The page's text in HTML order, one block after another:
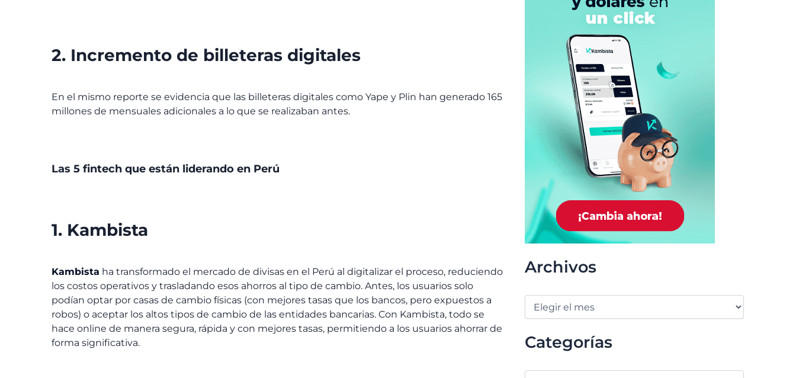
2. Incremento de billeteras digitales
En el mismo reporte se evidencia que las billeteras digitales como Yape y Plin han generado 165
millones de mensuales adicionales a lo que se realizaban antes.
Las 5 fintech que están liderando en Perú
1. Kambista
Kambista ha transformado el mercado de divisas en el Perú al digitalizar el proceso, reduciendo
los costos operativos y trasladando esos ahorros al tipo de cambio. Antes, los usuarios solo
podían optar por casas de cambio físicas (con mejores tasas que los bancos, pero expuestos a
robos) o aceptar los altos tipos de cambio de las entidades bancarias. Con Kambista, todo se
hace online de manera segura, rápida y con mejores tasas, permitiendo a los usuarios ahorrar de
forma significativa.
Archivos
Categorías